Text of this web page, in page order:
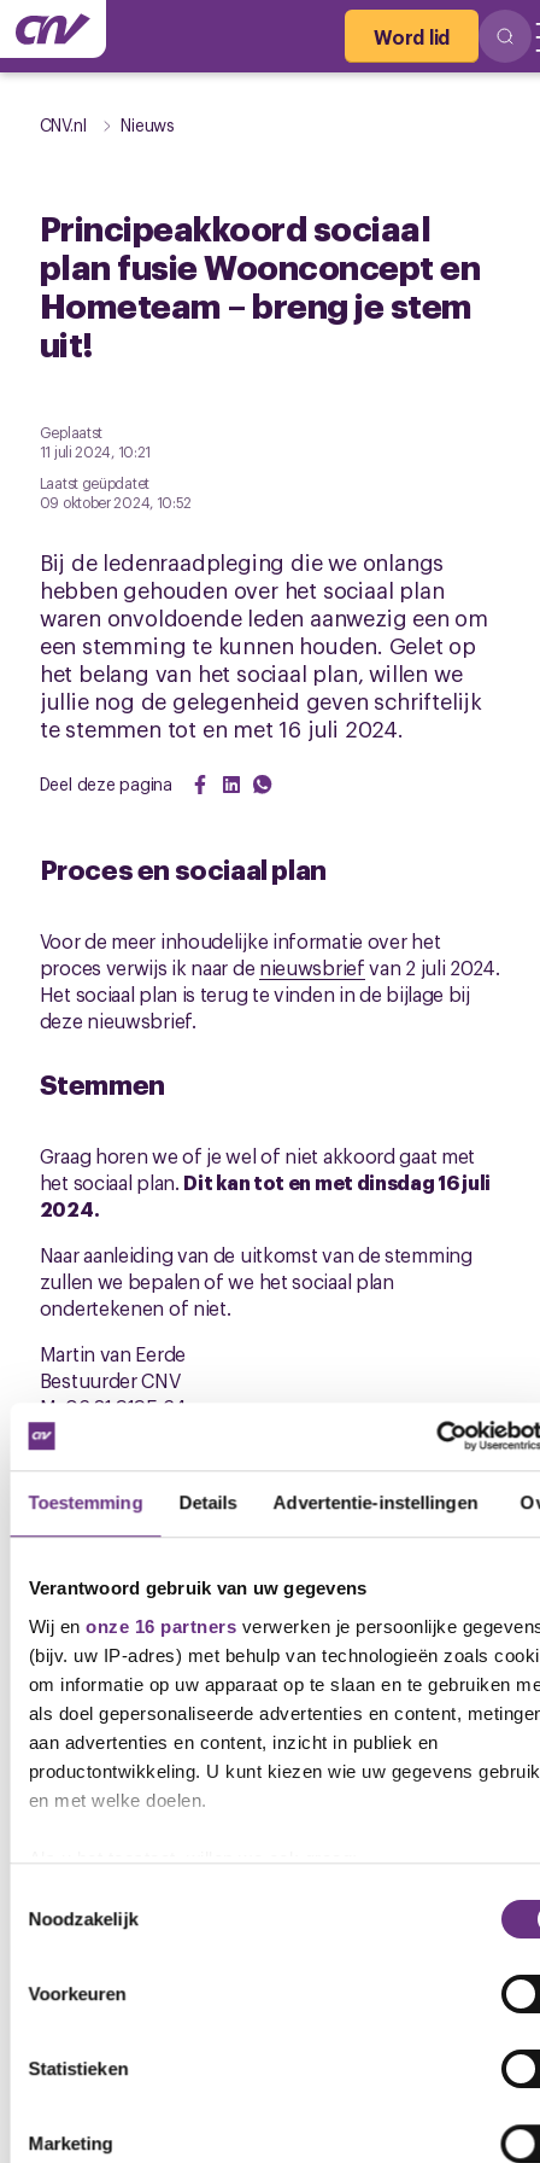
Toestemming Details Advertentie-instellingen
Verantwoord gebruik van uw gegevens
Wij en onze 16 partnersverwerken je persoonlijke
(bijv. uw IP-adres) met behulp van technologieën zoals
om informatie op uw apparaat op te slaan en te gebruiken
als doel gepersonaliseerde advertenties en content,
aan advertenties en content, inzicht in publiek en
productontwikkeling. U kunt kiezen wie uw gegevens
en met welke doelen.
Als u het toestaat, willen we ook graag:
tot een paar meter nauwkeurig kan zijn
Lees meer over hoe uw persoonlijke gegevens worden
toestemming op elk moment wijzigen of intrekken in de
We gebruiken cookies om content en advertenties te
Noodzakelijk
Voorkeuren
Statistieken
Marketing
Word lid
CNV.nl Nieuws
Principeakkoord sociaal
plan fusie Woonconcept en
Hometeam – breng je stem
uit!
Geplaatst
11 juli 2024, 10:21
Laatst geüpdatet
09 oktober 2024, 10:52
Bij de ledenraadpleging die we onlangs
hebben gehouden over het sociaal plan
waren onvoldoende leden aanwezig een om
een stemming te kunnen houden. Gelet op
het belang van het sociaal plan, willen we
jullie nog de gelegenheid geven schriftelijk
te stemmen tot en met 16 juli 2024.
Deel deze pagina
Proces en sociaal plan
Voor de meer inhoudelijke informatie over het
proces verwijs ik naar de nieuwsbriefvan 2 juli 2024.
Het sociaal plan is terug te vinden in de bijlage bij
deze nieuwsbrief.
Stemmen
Graag horen we of je wel of niet akkoord gaat met
het sociaal plan. Dit kan tot en met dinsdag 16 juli
2024.
Naar aanleiding van de uitkomst van de stemming
zullen we bepalen of we het sociaal plan
ondertekenen of niet.
Martin van Eerde
Bestuurder CNV
M: 06 81 9195 64
m.vaneerde@cnv.nl
Downloads
(.pdf)
Gerelateerd nieuws
Zie al het nieuws
NIEUWS
veiligheidsrisico